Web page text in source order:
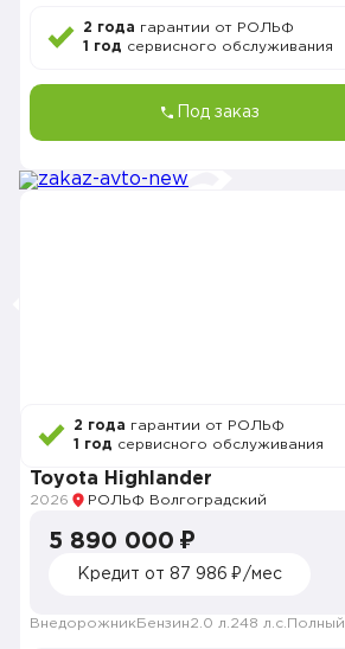
2 года гарантии от РОЛЬФ
1 год сервисного обслуживания
Под заказ
2 года гарантии от РОЛЬФ
1 год сервисного обслуживания
Toyota Highlander
2026 РОЛЬФ Волгоградский
5 890 000 ₽
Кредит от 87 986 ₽/мес
Внедорожник Бензин2.0 л. 248 л.с. Полный